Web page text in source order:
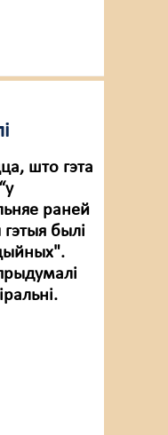
што гэта
раней
былі